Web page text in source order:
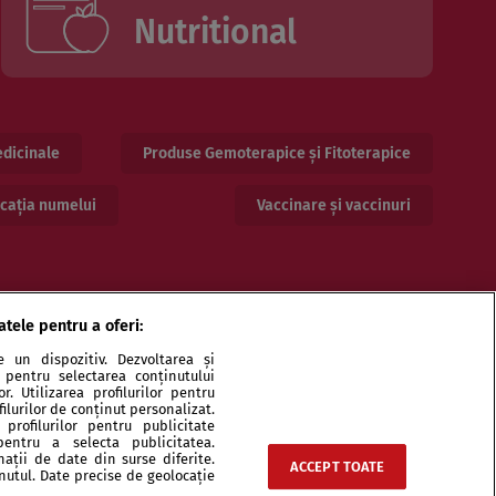
Nutritional
Produse Gemoterapice și Fitoterapice
numelui Vaccinare și vaccinuri
și specialiști Echipa Contact Sitemap
pentru a oferi:
un dispozitiv. Dezvoltarea și
selectarea conținutului
Utilizarea profilurilor pentru
de conținut personalizat.
profilurilor pentru publicitate
a selecta publicitatea.
de date din surse diferite.
Date precise de geolocație
ACCEPT TOATE